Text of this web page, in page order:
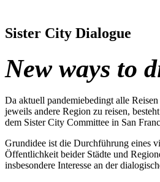
Sister City Dialogue
New ways to
Da aktuell pandemiebedingt alle
jeweils andere Region zu reisen,
dem Sister City Committee in San
Grundidee ist die Durchführung eines
Öffentlichkeit beider Städte und
insbesondere Interesse an der